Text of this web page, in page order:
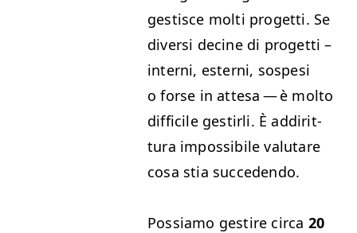
gestisce molti prog­et­ti. Se
diver­si decine di prog­et­ti –
interni, esterni, sospe­si
o forse in atte­sa — è molto
dif­fi­cile gestir­li. È addirit­
tura impos­si­bile val­utare
cosa stia succedendo.
Pos­si­amo gestire cir­ca 20